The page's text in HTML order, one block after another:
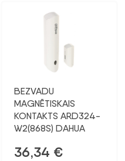
BEZVADU
MAGNĒTISKAIS
KONTAKTS ARD324-
W2(868S) DAHUA
36,34 €